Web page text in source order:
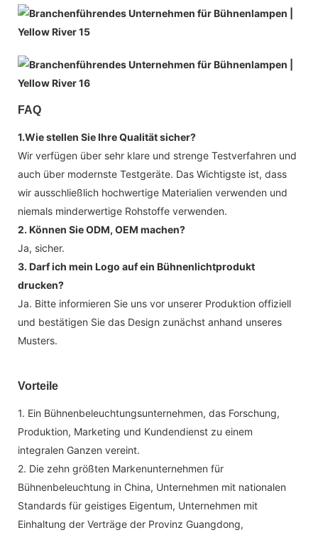
FAQ
1.Wie stellen Sie Ihre Qualität sicher?
Wir verfügen über sehr klare und strenge Testverfahren und
auch über modernste Testgeräte. Das Wichtigste ist, dass
wir ausschließlich hochwertige Materialien verwenden und
niemals minderwertige Rohstoffe verwenden.
2. Können Sie ODM, OEM machen?
Ja, sicher.
3. Darf ich mein Logo auf ein Bühnenlichtprodukt
drucken?
Ja. Bitte informieren Sie uns vor unserer Produktion offiziell
und bestätigen Sie das Design zunächst anhand unseres
Musters.
Vorteile
1. Ein Bühnenbeleuchtungsunternehmen, das Forschung,
Produktion, Marketing und Kundendienst zu einem
integralen Ganzen vereint.
2. Die zehn größten Markenunternehmen für
Bühnenbeleuchtung in China, Unternehmen mit nationalen
Standards für geistiges Eigentum, Unternehmen mit
Einhaltung der Verträge der Provinz Guangdong,